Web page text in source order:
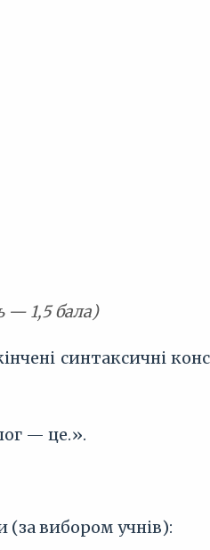
— 1,5 бала)
синтаксичні
— це.».
(за вибором учнів):